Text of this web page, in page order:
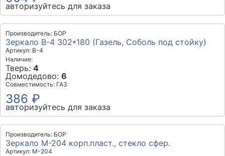
авторизуйтесь для заказа
Производитель: БОР
Зеркало В-4 302*180 (Газель, Соболь под стойку)
Артикул: В-4
Наличие:
Тверь: 4
Домодедово: 6
Совместимость: ГАЗ
386 ₽
авторизуйтесь для заказа
Производитель: БОР
Зеркало М-204 корп.пласт., стекло сфер.
Артикул: М-204